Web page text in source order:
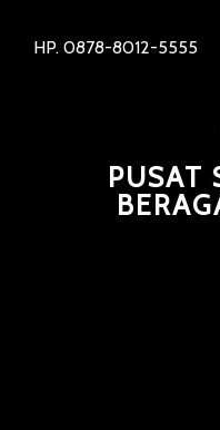
HP. 0878-8012-5555
PUSAT